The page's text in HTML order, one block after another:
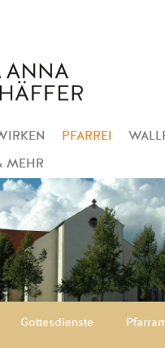
PFARREI
MEHR
Navigation
Gottesdienste